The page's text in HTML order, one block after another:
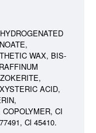
WAX, BIS-
ACID,
CI
Cl 45410.